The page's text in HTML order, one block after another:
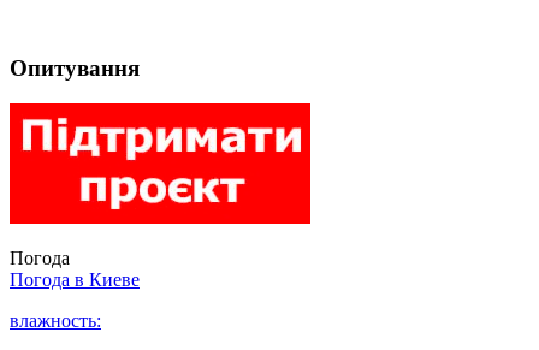
Опитування
Погода
Погода в Киеве
влажность: